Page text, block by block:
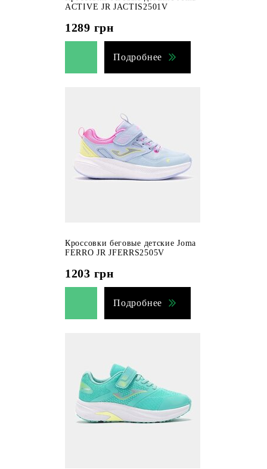
ACTIVE JR JACTIS2501V
1289 грн
Подробнее
Кроссовки беговые детские Joma
FERRO JR JFERRS2505V
1203 грн
Подробнее